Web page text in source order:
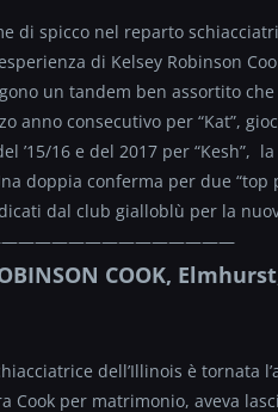
di spicco nel reparto
di Kelsey Robinson
un tandem ben assortito
anno consecutivo per “Kat”,
’15/16 e del 2017 per “Kesh”,
doppia conferma per due
dal club gialloblù per la
——————————
COOK,
dell’Illinois è tornata
Cook per matrimonio, aveva